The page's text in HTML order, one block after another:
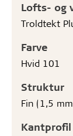
Lofts- og
Troldtekt
Farve
Hvid 101
Struktur
Fin (1,5
Kantprofil